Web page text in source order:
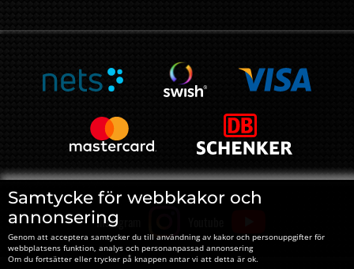
Samtycke för webbkakor och
annonsering
Genom att acceptera samtycker du till användning av kakor och personuppgifter för
webbplatsens funktion, analys och personanpassad annonsering
Om du fortsätter eller trycker på knappen antar vi att detta är ok.
Instagram